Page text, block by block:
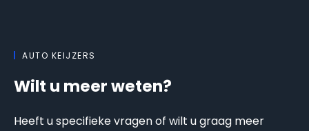
AUTO KEIJZERS
Wilt u meer weten?
Heeft u specifieke vragen of wilt u graag meer